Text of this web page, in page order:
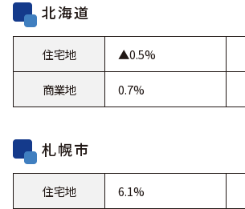
北海道
住宅地 ▲0.5%
商業地 0.7%
札幌市
住宅地 6.1%